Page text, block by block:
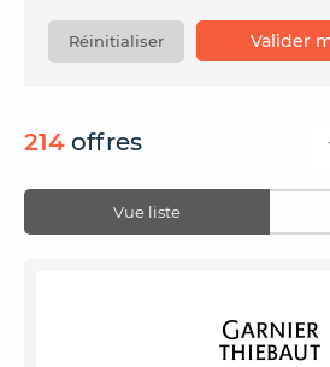
Espace
Valider
Réinitialiser
214 offres
Vue liste